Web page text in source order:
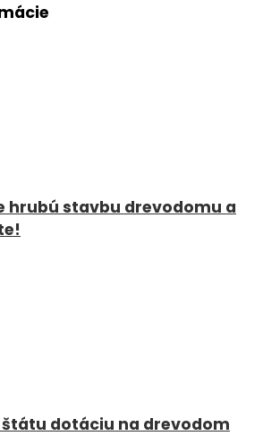
hrubú stavbu drevodomu a
dotáciu na drevodom